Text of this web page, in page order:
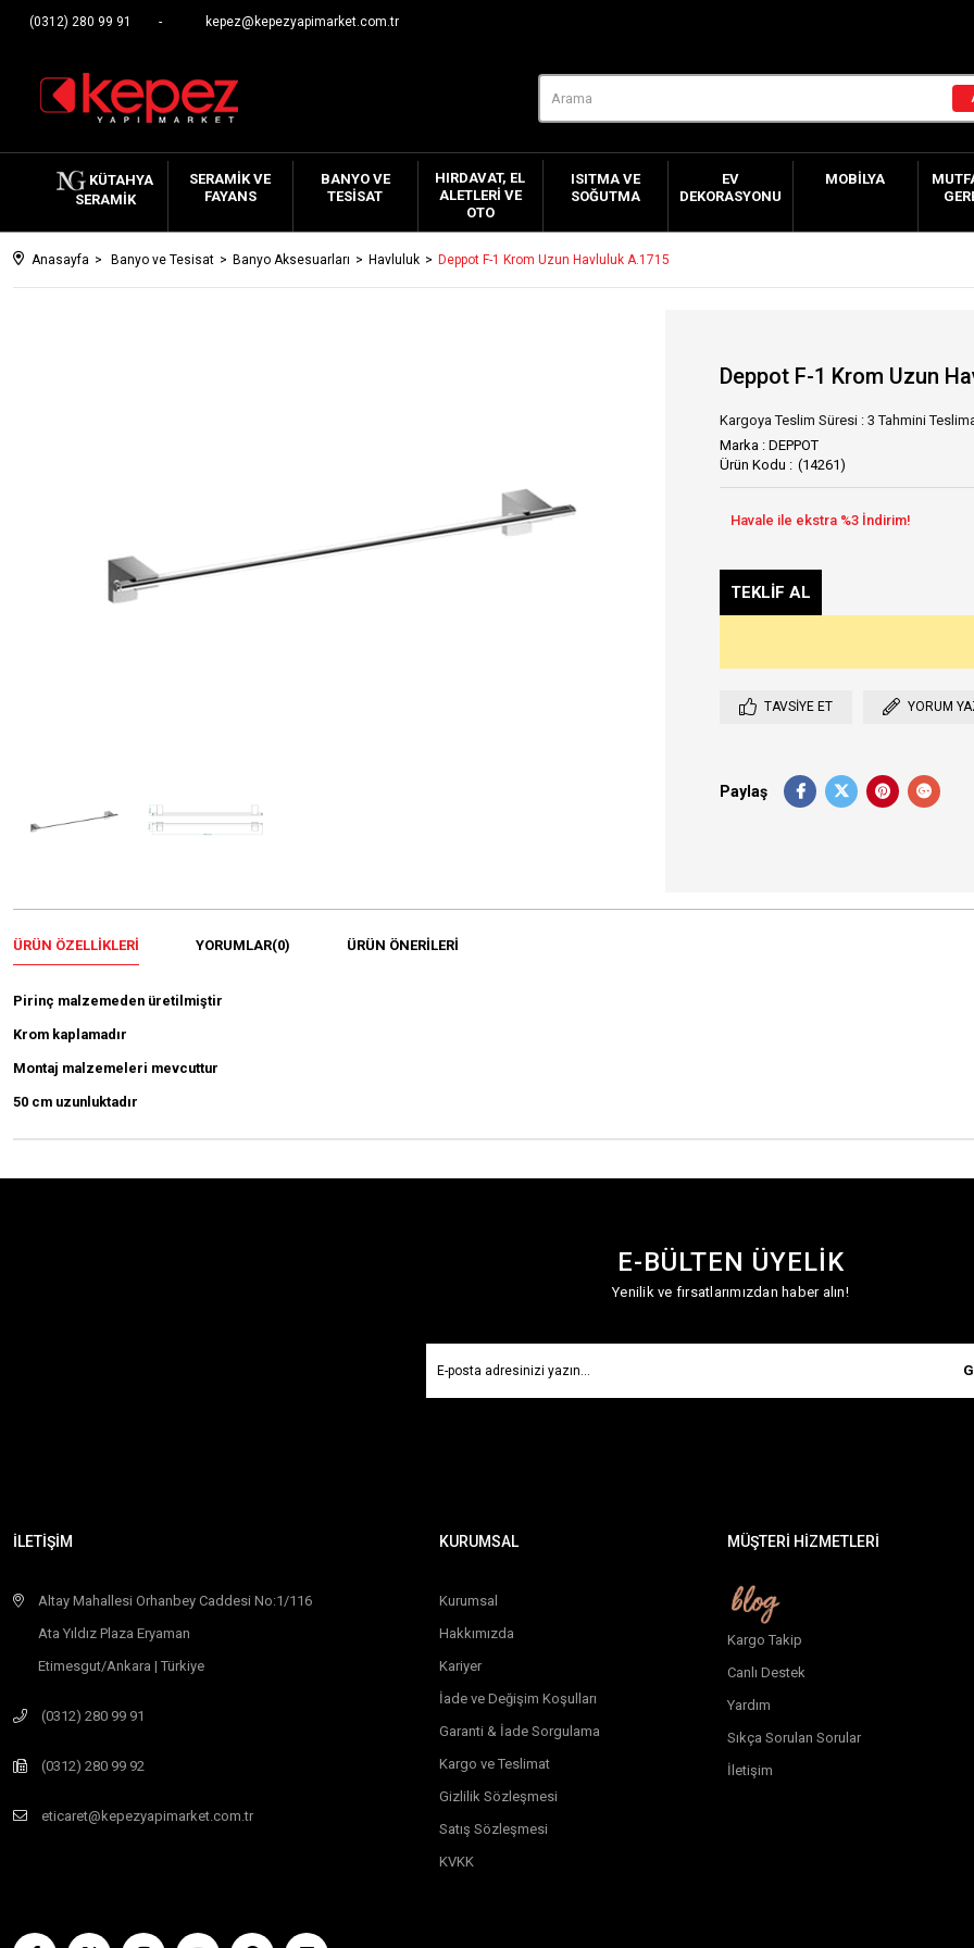
(0312) 280 99 91 kepez@kepezyapimarket.com.tr
KÜTAHYA
SERAMIK
SERAMIK VE
FAYANS
BANYO VE
TESISAT
HIRDAVAT, EL
ALETLERI VE
OTO
ISITMA VE
SOĞUTMA
EV
DEKORASYONU
MOBILYA
Anasayfa Banyo ve Tesisat Banyo Aksesuarları Havluluk Deppot F-1 Krom Uzun Havluluk A.1715
Deppot F-1 Krom Uzun
Kargoya Teslim Süresi : 3 Tahmini
Marka : DEPPOT
(14261)
TAVSIYE ET YORUM
Paylaş
ÜRÜN ÖZELLIKLERI YORUMLAR(0) ÜRÜN ÖNERILERI
Pirinç malzemeden üretilmiştir
Krom kaplamadır
Montaj malzemeleri mevcuttur
50 cm uzunluktadır
E-BÜLTEN ÜYELİK
Yenilik ve fırsatlarımızdan haber alın!
İLETİŞİM
Altay Mahallesi Orhanbey Caddesi No:1/116
Ata Yıldız Plaza Eryaman
Etimesgut/Ankara | Türkiye
(0312) 280 99 91
(0312) 280 99 92
eticaret@kepezyapimarket.com.tr
KURUMSAL
Kurumsal
Hakkımızda
Kariyer
İade ve Değişim Koşulları
Garanti & İade Sorgulama
Kargo ve Teslimat
Gizlilik Sözleşmesi
Satış Sözleşmesi
KVKK
MÜŞTERİ HİZMETLERİ
Kargo Takip
Canlı Destek
Yardım
Sıkça Sorulan Sorular
İletişim